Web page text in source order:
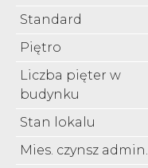
Standard
Piętro
Liczba pięter w
budynku
Stan lokalu
Mies. czynsz admin.